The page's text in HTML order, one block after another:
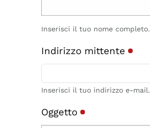
Inserisci il tuo nome completo.
Indirizzo mittente
Inserisci il tuo indirizzo e-mail.
Oggetto